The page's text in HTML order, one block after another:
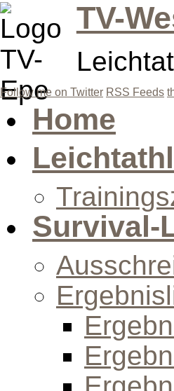
TV-
Follow me on Twitter RSS Feeds
Home
Survival-